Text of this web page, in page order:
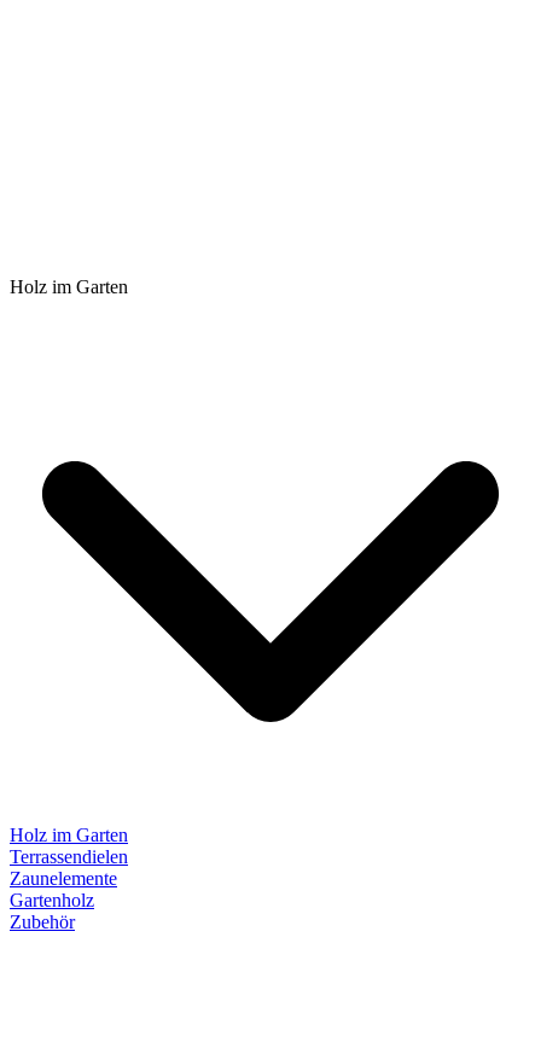
Holz im Garten
Holz im Garten
Terrassendielen
Zaunelemente
Gartenholz
Zubehör